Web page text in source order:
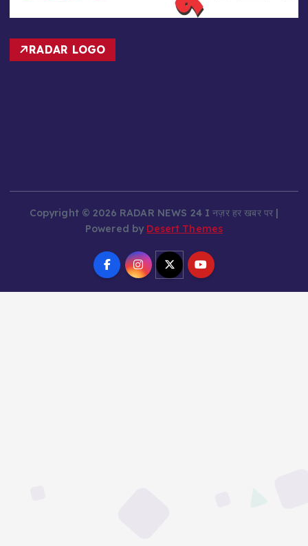
RADAR LOGO
Copyright © 2026 RADAR NEWS 24 I नज़र हर खबर पर |
Powered byDesert Themes